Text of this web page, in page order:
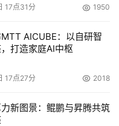
莫则尧
的重头戏之一,大会开
高专委副主任莫则尧
17点31分 1950
AICUBE：以自研智
打造家庭AI中枢
17点27分 2018
新图景：鲲鹏与昇腾共筑